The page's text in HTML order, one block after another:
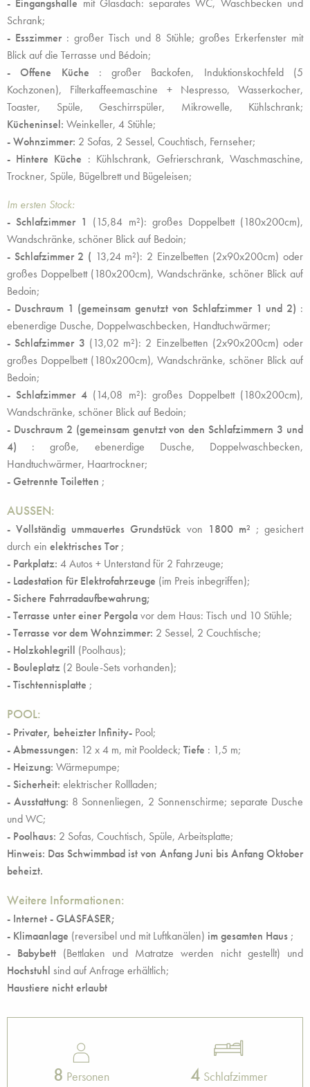
- Eingangshalle mit Glasdach: separates WC, Waschbecken und
Schrank;
- Esszimmer: großer Tisch und 8 Stühle; großes Erkerfenster mit
Blick auf die Terrasse und Bédoin;
- Offene Küche : großer Backofen, Induktionskochfeld (5
Kochzonen), Filterkaffeemaschine + Nespresso, Wasserkocher,
Toaster, Spüle, Geschirrspüler, Mikrowelle, Kühlschrank;
Kücheninsel: Weinkeller, 4 Stühle;
- Wohnzimmer: 2 Sofas, 2 Sessel, Couchtisch, Fernseher;
- Hintere Küche : Kühlschrank, Gefrierschrank, Waschmaschine,
Trockner, Spüle, Bügelbrett und Bügeleisen;
Im ersten Stock:
- Schlafzimmer 1 (15,84 m²): großes Doppelbett (180x200cm),
Wandschränke, schöner Blick auf Bedoin;
- Schlafzimmer 2 ( 13,24 m²): 2 Einzelbetten (2x90x200cm) oder
großes Doppelbett (180x200cm), Wandschränke, schöner Blick auf
Bedoin;
- Duschraum 1 (gemeinsam genutzt von Schlafzimmer 1 und 2) :
ebenerdige Dusche, Doppelwaschbecken, Handtuchwärmer;
- Schlafzimmer 3 (13,02 m²): 2 Einzelbetten (2x90x200cm) oder
großes Doppelbett (180x200cm), Wandschränke, schöner Blick auf
Bedoin;
- Schlafzimmer 4 (14,08 m²): großes Doppelbett (180x200cm),
Wandschränke, schöner Blick auf Bedoin;
- Duschraum 2 (gemeinsam genutzt von den Schlafzimmern 3 und
4) : große, ebenerdige Dusche, Doppelwaschbecken,
Handtuchwärmer, Haartrockner;
-Getrennte Toiletten ;
AUSSEN:
- Vollständig ummauertes Grundstück von 1800 m² ; gesichert
durch ein elektrisches Tor;
- Parkplatz: 4 Autos + Unterstand für 2 Fahrzeuge;
- Ladestation für Elektrofahrzeuge (im Preis inbegriffen);
- Sichere Fahrradaufbewahrung;
- Terrasse unter einer Pergolavor dem Haus: Tisch und 10 Stühle;
- Terrasse vor dem Wohnzimmer: 2 Sessel, 2 Couchtische;
- Holzkohlegrill (Poolhaus);
- Bouleplatz (2 Boule-Sets vorhanden);
-Tischtennisplatte ;
POOL:
- Privater, beheizter Infinity- Pool;
- Abmessungen: 12 x 4 m, mit Pooldeck; Tiefe : 1,5 m;
- Heizung: Wärmepumpe;
- Sicherheit: elektrischer Rollladen;
- Ausstattung: 8 Sonnenliegen, 2 Sonnenschirme; separate Dusche
und WC;
- Poolhaus: 2 Sofas, Couchtisch, Spüle, Arbeitsplatte;
Hinweis: Das Schwimmbad ist von Anfang Juni bis Anfang Oktober
beheizt.
Weitere Informationen:
- Internet - GLASFASER;
- Klimaanlage (reversibel und mit Luftkanälen) im gesamten Haus ;
- Babybett (Bettlaken und Matratze werden nicht gestellt) und
Hochstuhl sind auf Anfrage erhältlich;
Haustiere nicht erlaubt
8 Personen 4 Schlafzimmer